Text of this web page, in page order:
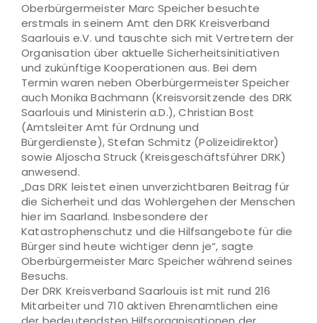
Oberbürgermeister Marc Speicher besuchte
erstmals in seinem Amt den DRK Kreisverband
Saarlouis e.V. und tauschte sich mit Vertretern der
Organisation über aktuelle Sicherheitsinitiativen
und zukünftige Kooperationen aus. Bei dem
Termin waren neben Oberbürgermeister Speicher
auch Monika Bachmann (Kreisvorsitzende des DRK
Saarlouis und Ministerin a.D.), Christian Bost
(Amtsleiter Amt für Ordnung und
Bürgerdienste), Stefan Schmitz (Polizeidirektor)
sowie Aljoscha Struck (Kreisgeschäftsführer DRK)
anwesend.
„Das DRK leistet einen unverzichtbaren Beitrag für
die Sicherheit und das Wohlergehen der Menschen
hier im Saarland. Insbesondere der
Katastrophenschutz und die Hilfsangebote für die
Bürger sind heute wichtiger denn je“, sagte
Oberbürgermeister Marc Speicher während seines
Besuchs.
Der DRK Kreisverband Saarlouis ist mit rund 216
Mitarbeiter und 710 aktiven Ehrenamtlichen eine